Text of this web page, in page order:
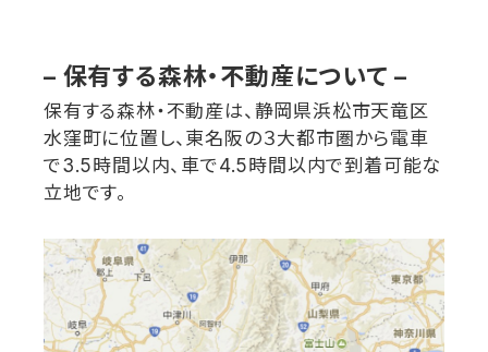
– 保有する森林・不動産について –
保有する森林・不動産は、静岡県浜松市天竜区
水窪町に位置し、東名阪の３大都市圏から電車
で3.5時間以内、車で4.5時間以内で到着可能な
立地です。